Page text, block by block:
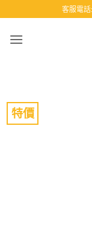
至
客服電
特價